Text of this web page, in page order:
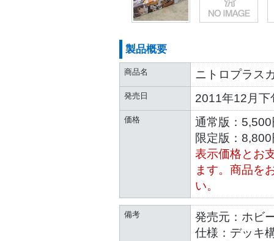
製品概要
商品名 ニトロプラス
発売日 2011年12月下
価格
通常版：
限定版：
表示価格とお
ます。商品を
い。
備考
発売元：ホビ
仕様：デッキ